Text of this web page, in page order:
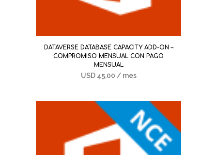
DATAVERSE DATABASE CAPACITY ADD-ON –
COMPROMISO MENSUAL CON PAGO
MENSUAL
USD 45,00 / mes